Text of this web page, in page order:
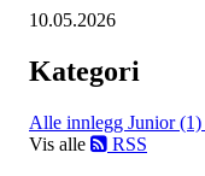
10.05.2026
Kategori
Alle innlegg Junior (1)
Vis alle
RSS